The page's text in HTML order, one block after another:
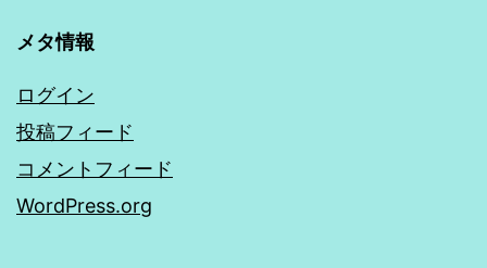
メタ情報
ログイン
投稿フィード
コメントフィード
WordPress.org